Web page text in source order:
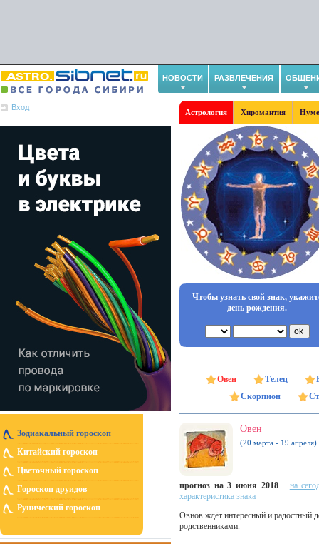
НОВОСТИ РАЗВЛЕЧЕНИЯ
Вход
Астрология Хиромантия
Зодиакальный гороскоп
Китайский гороскоп
Цветочный гороскоп
Гороскоп друидов
Рунический гороскоп
Чтобы узнать свой знак,
день рождения.
Овен Телец
Скорпион
Овен
(20 марта - 19 апреля)
прогноз на 3 июня 2018
на
характеристика знака
Овнов ждёт интересный и радостный
родственниками.